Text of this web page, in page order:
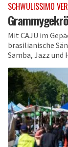
SCHWULISSIMO
Mit CAJU im
brasilianische
Samba, Jazz und